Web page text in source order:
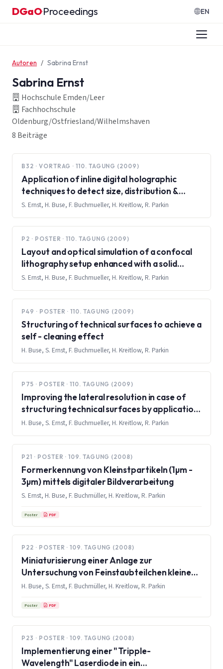
Zum Inhalt springen
DGaO·Proceedings EN
Autoren Sabrina Ernst
Sabrina Ernst
Hochschule Emden/Leer
Fachhochschule
Oldenburg/Ostfriesland/Wilhelmshaven
8 Beiträge
B32 · VORTRAG · 110. TAGUNG (2009)
Application of inline digital holographic
techniques to detect size, distribution &
shape of airborne particles as well as
aqueous solutions of yeast
S. Ernst, H. Buse, F. Buchmueller, H. Kreitlow, R. Parkin
P2 · POSTER · 110. TAGUNG (2009)
Layout and optical simulation of a confocal
lithography setup enhanced with a solid
immersion lens (SIL) by using the optical
design software Zemax
S. Ernst, H. Buse, F. Buchmueller, H. Kreitlow, R. Parkin
P49 · POSTER · 110. TAGUNG (2009)
Structuring of technical surfaces to achieve a
self - cleaning effect
H. Buse, S. Ernst, F. Buchmueller, H. Kreitlow, R. Parkin
P75 · POSTER · 110. TAGUNG (2009)
Improving the lateral resolution in case of
structuring technical surfaces by application
of solid immersion lenses (SILs)
H. Buse, S. Ernst, F. Buchmueller, H. Kreitlow, R. Parkin
P21 · POSTER · 109. TAGUNG (2008)
Formerkennung von Kleinstpartikeln (1µm -
3µm) mittels digitaler Bildverarbeitung
S. Ernst, H. Buse, F. Buchmüller, H. Kreitlow, R. Parkin
Poster PDF
P22 · POSTER · 109. TAGUNG (2008)
Miniaturisierung einer Anlage zur
Untersuchung von Feinstaubteilchen kleiner
PM 10 bis PM 2.5 mittels digitaler Inline
H. Buse, S. Ernst, F. Buchmüller, H. Kreitlow, R. Parkin
Poster PDF
P23 · POSTER · 109. TAGUNG (2008)
Implementierung einer "Tripple-
Wavelength" Laserdiode in ein